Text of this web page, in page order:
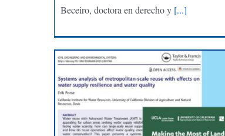
Beceiro, doctora en derecho y[...]